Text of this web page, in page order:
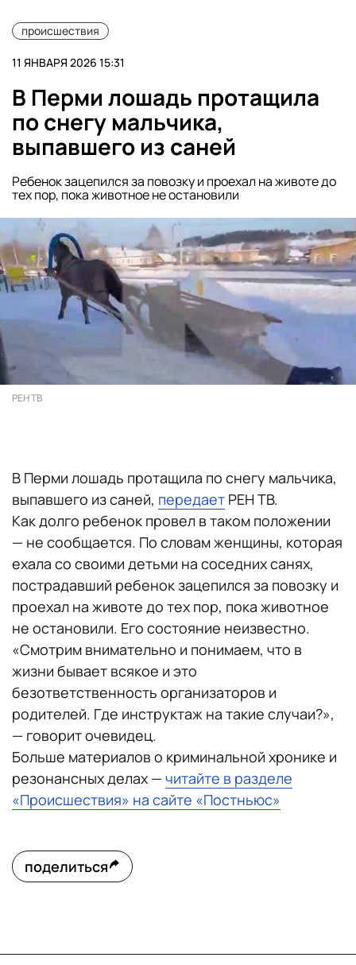
происшествия
11 ЯНВАРЯ 2026 15:31
В Перми лошадь протащила
по снегу мальчика,
выпавшего из саней
Ребенок зацепился за повозку и проехал на животе до
тех пор, пока животное не остановили
РЕН ТВ
В Перми лошадь протащила по снегу мальчика,
выпавшего из саней, передает РЕН ТВ.
Как долго ребенок провел в таком положении
— не сообщается. По словам женщины, которая
ехала со своими детьми на соседних санях,
пострадавший ребенок зацепился за повозку и
проехал на животе до тех пор, пока животное
не остановили. Его состояние неизвестно.
«Смотрим внимательно и понимаем, что в
жизни бывает всякое и это
безответственность организаторов и
родителей. Где инструктаж на такие случаи?»,
— говорит очевидец.
Больше материалов о криминальной хронике и
резонансных делах — читайте в разделе
«Происшествия» на сайте «Постньюс»
поделиться